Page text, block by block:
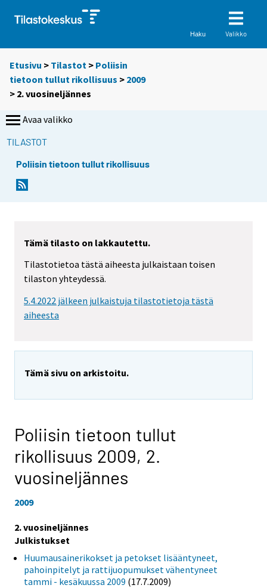
Haku Valikko
Etusivu > Tilastot > Poliisin
tietoon tullut rikollisuus > 2009
> 2. vuosineljännes
Avaa valikko
TILASTOT
Poliisin tietoon tullut rikollisuus
Tämä tilasto on lakkautettu.
Tilastotietoa tästä aiheesta julkaistaan toisen
tilaston yhteydessä.
5.4.2022 jälkeen julkaistuja tilastotietoja tästä
aiheesta
Tämä sivu on arkistoitu.
Poliisin tietoon tullut
rikollisuus 2009, 2.
vuosineljännes
2009
2. vuosineljännes
Julkistukset
Huumausainerikokset ja petokset lisääntyneet,
pahoinpitelyt ja rattijuopumukset vähentyneet
tammi - kesäkuussa 2009 (17.7.2009)